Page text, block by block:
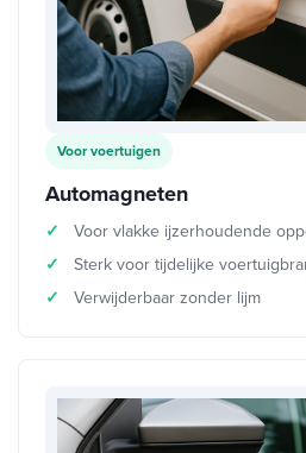
Voor voertuigen
Automagneten
Voor vlakke ijzerhoudende
Sterk voor tijdelijke
Verwijderbaar zonder lijm